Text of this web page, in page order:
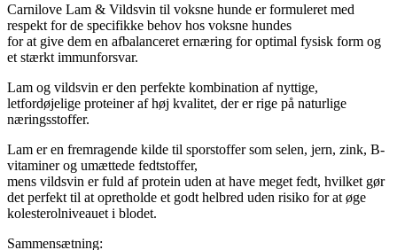
Carnilove Lam & Vildsvin til voksne hunde er formuleret med
respekt for de specifikke behov hos voksne hundes
for at give dem en afbalanceret ernæring for optimal fysisk form og
et stærkt immunforsvar.
Lam og vildsvin er den perfekte kombination af nyttige,
letfordøjelige proteiner af høj kvalitet, der er rige på naturlige
næringsstoffer.
Lam er en fremragende kilde til sporstoffer som selen, jern, zink, B-
vitaminer og umættede fedtstoffer,
mens vildsvin er fuld af protein uden at have meget fedt, hvilket gør
det perfekt til at opretholde et godt helbred uden risiko for at øge
kolesterolniveauet i blodet.
Sammensætning: